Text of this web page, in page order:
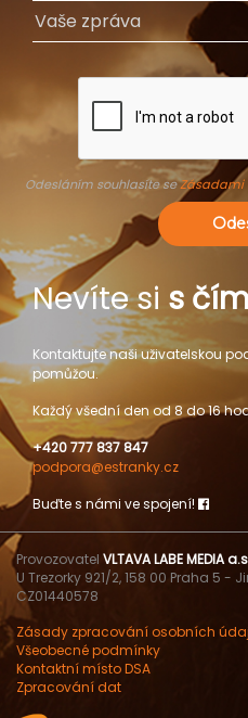
Odesláním souhlasíte seZásadami
Nevíte si s
Kontaktujte naši uživatelskou
pomůžou.
Každý všední den od 8 do 16
+420 777 837 847
podpora@estranky.cz
Buďte s námi ve spojení!
Provozovatel VLTAVA LABE MEDIA
U Trezorky 921/2, 158 00 Praha 5 -
CZ01440578
Zásady zpracování osobních
Všeobecné podmínky
Kontaktní místo DSA
Zpracování dat